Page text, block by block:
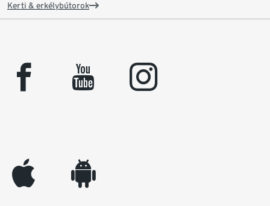
Kerti & erkélybútorok
facebook youtube instagram
appleinc android